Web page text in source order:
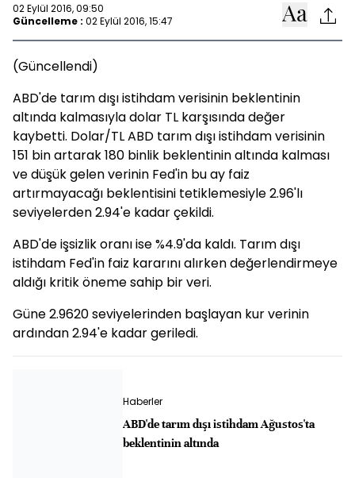
02 Eylül 2016, 09:50
Güncelleme : 02 Eylül 2016, 15:47
(Güncellendi)
ABD'de tarım dışı istihdam verisinin beklentinin
altında kalmasıyla dolar TL karşısında değer
kaybetti. Dolar/TL ABD tarım dışı istihdam verisinin
151 bin artarak 180 binlik beklentinin altında kalması
ve düşük gelen verinin Fed'in bu ay faiz
artırmayacağı beklentisini tetiklemesiyle 2.96'lı
seviyelerden 2.94'e kadar çekildi.
ABD'de işsizlik oranı ise %4.9'da kaldı. Tarım dışı
istihdam Fed'in faiz kararını alırken değerlendirmeye
aldığı kritik öneme sahip bir veri.
Güne 2.9620 seviyelerinden başlayan kur verinin
ardından 2.94'e kadar geriledi.
Haberler
ABD'de tarım dışı istihdam Ağustos'ta
beklentinin altında